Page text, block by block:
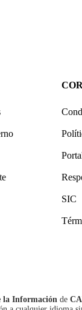
SIC
la Información de